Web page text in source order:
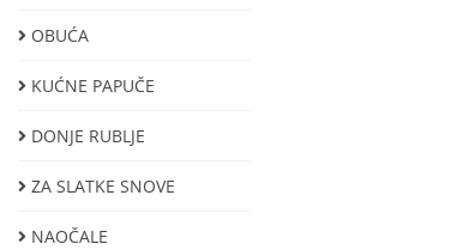
OBUĆA
KUĆNE PAPUČE
DONJE RUBLJE
ZA SLATKE SNOVE
NAOČALE